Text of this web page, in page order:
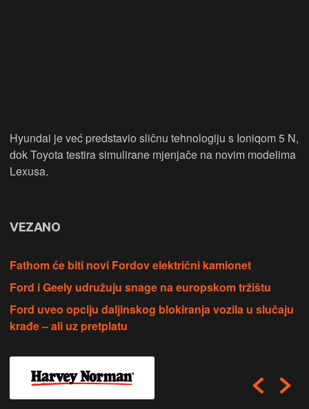
Hyundai je već predstavio sličnu tehnologiju s Ioniqom 5 N,
dok Toyota testira simulirane mjenjače na novim modelima
Lexusa.
VEZANO
Fathom će biti novi Fordov električni kamionet
Ford i Geely udružuju snage na europskom tržištu
Ford uveo opciju daljinskog blokiranja vozila u slučaju
krađe – ali uz pretplatu